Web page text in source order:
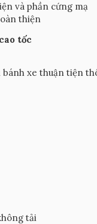
và phần cứng mạ
thiện
tốc
xe thuận tiện
tải